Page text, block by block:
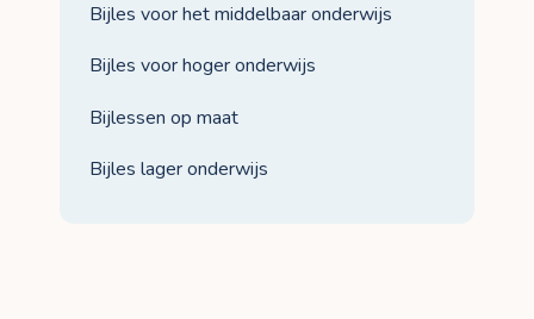
Bijles voor het middelbaar onderwijs
Bijles voor hoger onderwijs
Bijlessen op maat
Bijles lager onderwijs